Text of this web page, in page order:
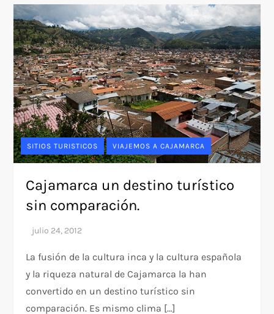
SITIOS TURISTICOS VIAJEMOS A CAJAMARCA
Cajamarca un destino turístico
sin comparación.
La fusión de la cultura inca y la cultura española
y la riqueza natural de Cajamarca la han
convertido en un destino turístico sin
comparación. Es mismo clima […]